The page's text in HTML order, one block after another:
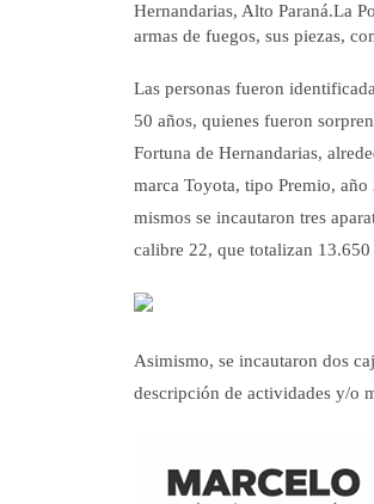
Hernandarias, Alto Paraná.La
armas de fuegos, sus piezas,
Las personas fueron
50 años, quienes fueron
Fortuna de Hernandarias,
marca Toyota, tipo Premio,
mismos se incautaron tres
calibre 22, que totalizan 13.650
Asimismo, se incautaron dos
descripción de actividades y/o